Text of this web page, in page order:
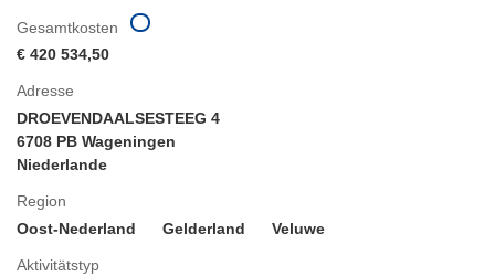
Adresse
DROEVENDAALSESTEEG 4
6708 PB Wageningen
Niederlande
Region
Oost-Nederland
Gelderland Veluwe
Aktivitätstyp
Gesamtkosten
€ 420 534,50